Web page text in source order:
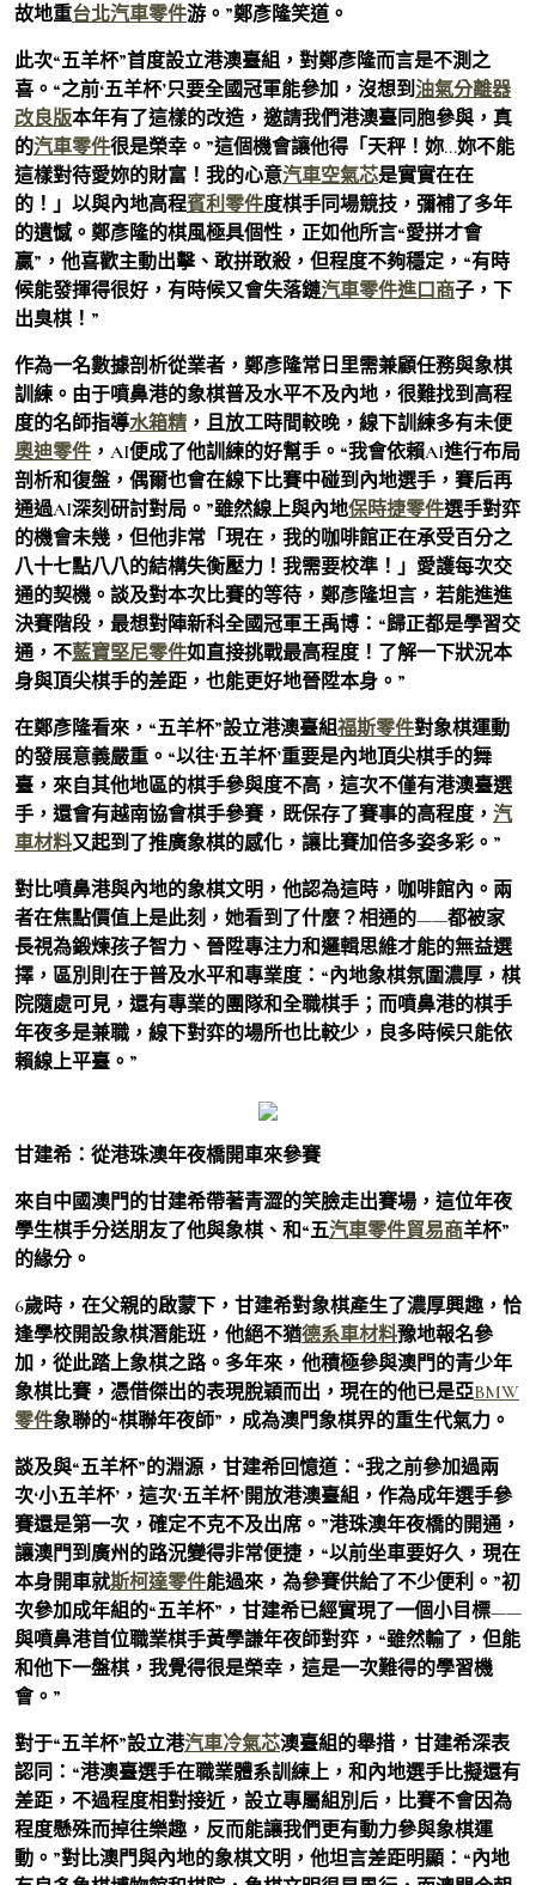
故地重台北汽車零件游。”鄭彥隆笑道。
此次“五羊杯”首度設立港澳臺組，對鄭彥隆而言是不測之
喜。“之前‘五羊杯’只要全國冠軍能參加，沒想到油氣分離器
改良版本年有了這樣的改造，邀請我們港澳臺同胞參與，真
的汽車零件很是榮幸。”這個機會讓他得「天秤！妳…妳不能
這樣對待愛妳的財富！我的心意汽車空氣芯是實實在在
的！」以與內地高程賓利零件度棋手同場競技，彌補了多年
的遺憾。鄭彥隆的棋風極具個性，正如他所言“愛拼才會
贏”，他喜歡主動出擊、敢拼敢殺，但程度不夠穩定，“有時
候能發揮得很好，有時候又會失落鏈汽車零件進口商子，下
出臭棋！”
作為一名數據剖析從業者，鄭彥隆常日里需兼顧任務與象棋
訓練。由于噴鼻港的象棋普及水平不及內地，很難找到高程
度的名師指導水箱精 ，且放工時間較晚，線下訓練多有未便
奧迪零件 ，AI便成了他訓練的好幫手。“我會依賴AI進行布局
剖析和復盤，偶爾也會在線下比賽中碰到內地選手，賽后再
通過AI深刻研討對局。”雖然線上與內地保時捷零件選手對弈
的機會未幾，但他非常「現在，我的咖啡館正在承受百分之
八十七點八八的結構失衡壓力！我需要校準！」愛護每次交
通的契機。談及對本次比賽的等待，鄭彥隆坦言，若能進進
決賽階段，最想對陣新科全國冠軍王禹博：“歸正都是學習交
通，不藍寶堅尼零件如直接挑戰最高程度！了解一下狀況本
身與頂尖棋手的差距，也能更好地晉陞本身。”
在鄭彥隆看來，“五羊杯”設立港澳臺組福斯零件對象棋運動
的發展意義嚴重。“以往‘五羊杯’重要是內地頂尖棋手的舞
臺，來自其他地區的棋手參與度不高，這次不僅有港澳臺選
手，還會有越南協會棋手參賽，既保存了賽事的高程度， 汽
車材料又起到了推廣象棋的感化，讓比賽加倍多姿多彩。”
對比噴鼻港與內地的象棋文明，他認為這時，咖啡館內。兩
者在焦點價值上是此刻，她看到了什麼？相通的——都被家
長視為鍛煉孩子智力、晉陞專注力和邏輯思維才能的無益選
擇，區別則在于普及水平和專業度：“內地象棋氛圍濃厚，棋
院隨處可見，還有專業的團隊和全職棋手；而噴鼻港的棋手
年夜多是兼職，線下對弈的場所也比較少，良多時候只能依
賴線上平臺。”
甘建希：從港珠澳年夜橋開車來參賽
來自中國澳門的甘建希帶著青澀的笑臉走出賽場，這位年夜
學生棋手分送朋友了他與象棋、和“五汽車零件貿易商羊杯”
的緣分。
6歲時，在父親的啟蒙下，甘建希對象棋產生了濃厚興趣，恰
逢學校開設象棋潛能班，他絕不猶德系車材料豫地報名參
加，從此踏上象棋之路。多年來，他積極參與澳門的青少年
象棋比賽，憑借傑出的表現脫穎而出，現在的他已是亞BMW
零件象聯的“棋聯年夜師”，成為澳門象棋界的重生代氣力。
談及與“五羊杯”的淵源，甘建希回憶道：“我之前參加過兩
次‘小五羊杯’，這次‘五羊杯’開放港澳臺組，作為成年選手參
賽還是第一次，確定不克不及出席。”港珠澳年夜橋的開通，
讓澳門到廣州的路況變得非常便捷，“以前坐車要好久，現在
本身開車就斯柯達零件能過來，為參賽供給了不少便利。”初
次參加成年組的“五羊杯”，甘建希已經實現了一個小目標——
與噴鼻港首位職業棋手黃學謙年夜師對弈，“雖然輸了，但能
和他下一盤棋，我覺得很是榮幸，這是一次難得的學習機
會。”
對于“五羊杯”設立港汽車冷氣芯澳臺組的舉措，甘建希深表
認同：“港澳臺選手在職業體系訓練上，和內地選手比擬還有
差距，不過程度相對接近，設立專屬組別后，比賽不會因為
程度懸殊而掉往樂趣，反而能讓我們更有動力參與象棋運
動。”對比澳門與內地的象棋文明，他坦言差距明顯：“內地